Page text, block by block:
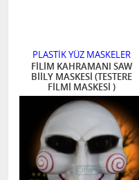
PLASTİK YÜZ MASKELER
FİLİM KAHRAMANI SAW
BİİLY MASKESİ (TESTERE
FİLMİ MASKESİ )